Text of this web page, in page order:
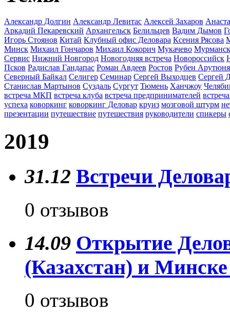
Александр Долгин Александр Левитас Алексей Захаров
Аркадий Пекаревский Архангельск Белильцев Вадим Дымов
Игорь Стоянов Китай Клубный офис Деловара Ксения Рясова
Минск Михаил Гончаров Михаил Кокорич Мукачево Мурманск
Сервис Нижний Новгород Новогодняя встреча Новороссийск
Псков Радислав Гандапас Роман Авдеев Ростов Рубен
Северный Байкал Селигер Семинар Сергей Выходцев Сергей
Станислав Мартынов Суздаль Сургут Тюмень Ханчжоу
встреча МКП встреча клуба встреча предпринимателей
успеха коворкинг коворкинг Деловар круиз мозговой штурм
презентации путешествие путешествия руководители спикеры
2019
31.12 Встречи
0 отзывов
14.09 Открытие
(Казахстан) и
0 отзывов